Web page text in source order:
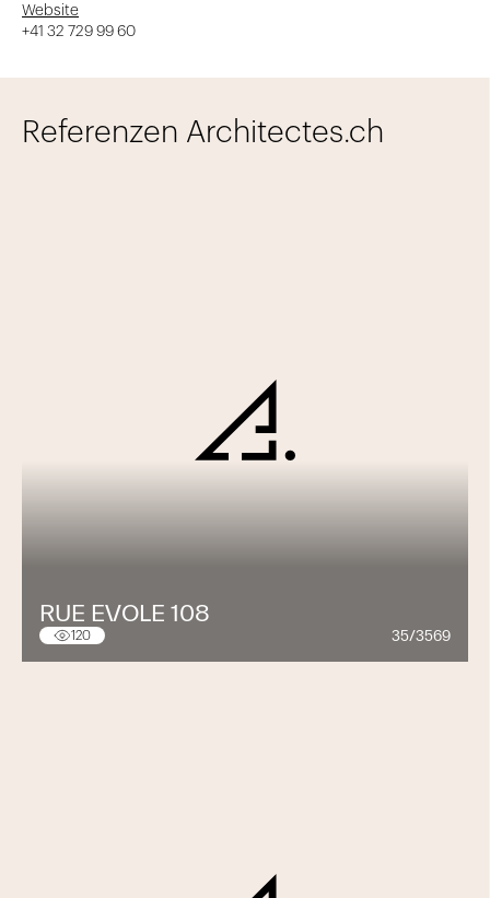
Website
+41 32 729 99 60
Referenzen Architectes.ch
RUE EVOLE 108
120 35/3569